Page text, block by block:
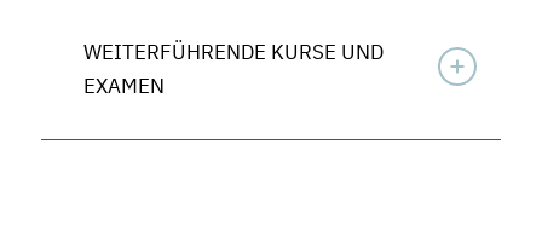
WEITERFÜHRENDE KURSE UND
EXAMEN